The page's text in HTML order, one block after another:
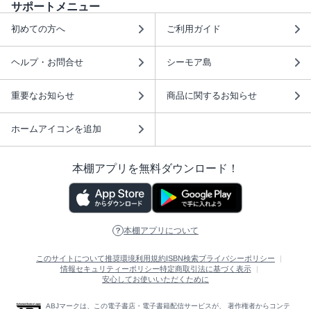
サポートメニュー
初めての方へ ご利用ガイド
ヘルプ・お問合せ シーモア島
重要なお知らせ 商品に関するお知らせ
ホームアイコンを追加
本棚アプリを無料ダウンロード！
本棚アプリについて
このサイトについて推奨環境利用規約 ISBN検索プライバシーポリシー
情報セキュリティーポリシー特定商取引法に基づく表示
安心してお使いいただくために
ABJマークは、この電子書店・電子書籍配信サービスが、 著作権者からコンテ